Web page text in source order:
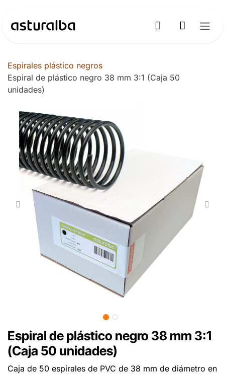
Espirales plástico negros
Espiral de plástico negro 38 mm 3:1 (Caja 50
unidades)
Espiral de plástico negro 38 mm 3:1
(Caja 50 unidades)
Caja de 50 espirales de PVC de 38 mm de diámetro en